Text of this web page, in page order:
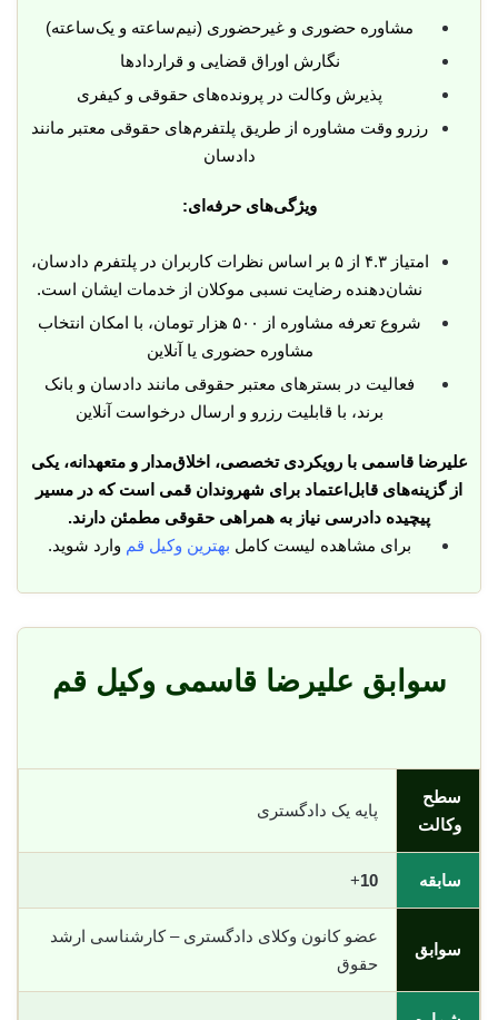
مشاوره حضوری و غیرحضوری (نیم‌ساعته و یک‌ساعته)
نگارش اوراق قضایی و قراردادها
پذیرش وکالت در پرونده‌های حقوقی و کیفری
رزرو وقت مشاوره از طریق پلتفرم‌های حقوقی معتبر مانند
دادسان
ویژگی‌های حرفه‌ای:
امتیاز ۴.۳ از ۵ بر اساس نظرات کاربران در پلتفرم دادسان،
نشان‌دهنده رضایت نسبی موکلان از خدمات ایشان است.
شروع تعرفه مشاوره از ۵۰۰ هزار تومان، با امکان انتخاب
مشاوره حضوری یا آنلاین
فعالیت در بسترهای معتبر حقوقی مانند دادسان و بانک
برند، با قابلیت رزرو و ارسال درخواست آنلاین
علیرضا قاسمی با رویکردی تخصصی، اخلاق‌مدار و متعهدانه، یکی
از گزینه‌های قابل‌اعتماد برای شهروندان قمی است که در مسیر
پیچیده دادرسی نیاز به همراهی حقوقی مطمئن دارند.
برای مشاهده لیست کامل بهترین وکیل قم وارد شوید.
سوابق علیرضا قاسمی وکیل قم
سطح
وکالت
پایه یک دادگستری
سابقه 10
+
سوابق
عضو کانون وکلای دادگستری – کارشناسی ارشد
حقوق